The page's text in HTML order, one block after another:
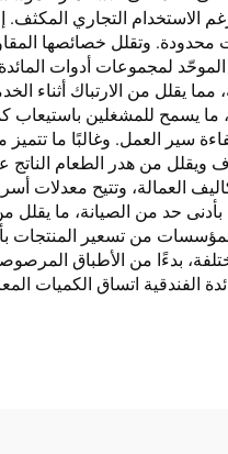
الاستخدام التجاري المكثف.
محدودة. وتقلل خصائصها
لمجموعات أدوات
من الارتباك أثناء
ما يسمح للمشغلين
سير العمل. وغالبًا ما
من هدر الطعام الناتج
العمالة، وتتيح معدلات
حد من الصيانة، ما يقلل
من تسعير المنتجات
بدءًا من الأطباق
الفندقية اتساق الكميات